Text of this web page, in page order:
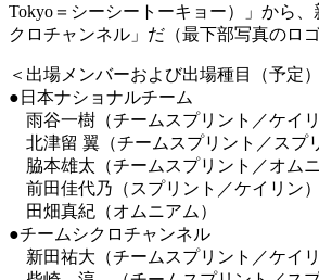
Tokyo＝シーシートーキョー）」から
クロチャンネル」だ（最下部写真のロ
＜出場メンバーおよび出場種目（予定
●日本ナショナルチーム
雨谷一樹（チームスプリント／ケイリ
北津留 翼（チームスプリント／スプ
脇本雄太（チームスプリント／オムニ
前田佳代乃（スプリント／ケイリン）
田畑真紀（オムニアム）
●チームシクロチャンネル
新田祐大（チームスプリント／ケイリ